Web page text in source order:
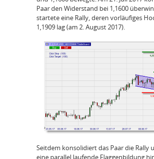
Paar den Widerstand bei 1,1600
startete eine Rally, deren vorläufiges
1,1909 lag (am 2. August 2017).
Seitdem konsolidiert das Paar die Rally